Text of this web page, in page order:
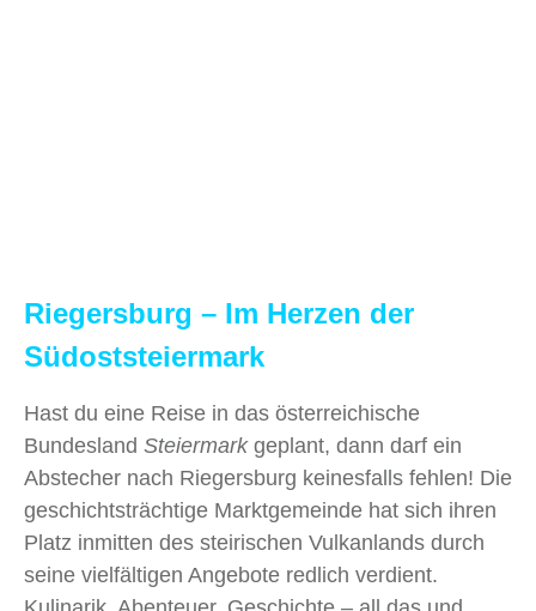
Riegersburg – Im Herzen der
Südoststeiermark
Hast du eine Reise in das österreichische
Bundesland Steiermarkgeplant, dann darf ein
Abstecher nach Riegersburg keinesfalls fehlen! Die
geschichtsträchtige Marktgemeinde hat sich ihren
Platz inmitten des steirischen Vulkanlands durch
seine vielfältigen Angebote redlich verdient.